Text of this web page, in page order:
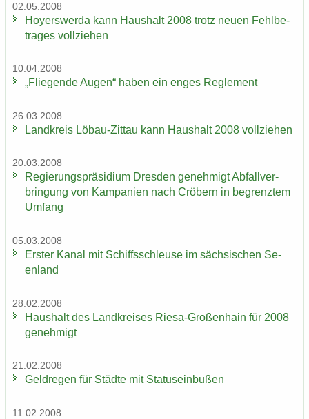
02.05.2008
Ho­yers­wer­da kann Haus­halt 2008 trotz neuen Fehl­be­
tra­ges voll­zie­hen
10.04.2008
„Flie­gen­de Augen“ haben ein enges Re­gle­ment
26.03.2008
Land­kreis Löbau-​Zittau kann Haus­halt 2008 voll­zie­hen
20.03.2008
Re­gie­rungs­prä­si­di­um Dres­den ge­neh­migt Ab­fall­ver­
brin­gung von Kam­pa­ni­en nach Crö­bern in be­grenz­tem
Um­fang
05.03.2008
Ers­ter Kanal mit Schiffs­schleu­se im säch­si­schen Se­
en­land
28.02.2008
Haus­halt des Land­krei­ses Riesa-​Großenhain für 2008
ge­neh­migt
21.02.2008
Geld­re­gen für Städ­te mit Sta­tus­ein­bu­ßen
11.02.2008